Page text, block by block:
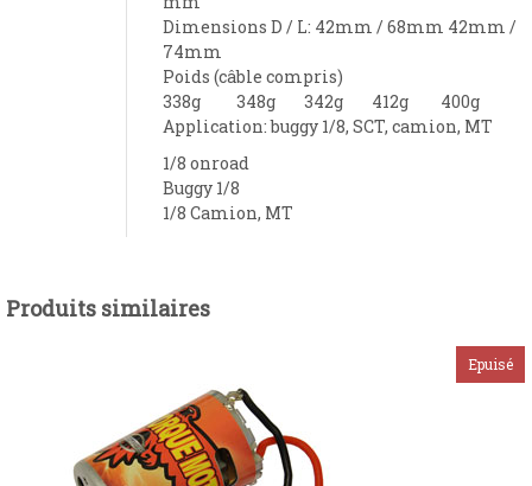
Dimensions D / L: 42mm / 68mm 42mm /
74mm
Poids (câble compris)
338g 348g 342g 412g 400g
Application: buggy 1/8, SCT, camion, MT
1/8 onroad
Buggy 1/8
1/8 Camion, MT
Produits similaires